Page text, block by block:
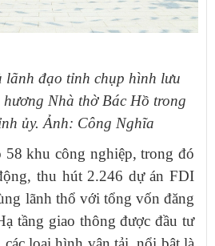
lãnh đạo tỉnh chụp hình lưu
hương Nhà thờ Bác Hồ trong
ủy. Ảnh: Công Nghĩa
khu công nghiệp, trong đó
thu hút 2.246 dự án FDI
lãnh thổ với tổng vốn đăng
tầng giao thông được đầu tư